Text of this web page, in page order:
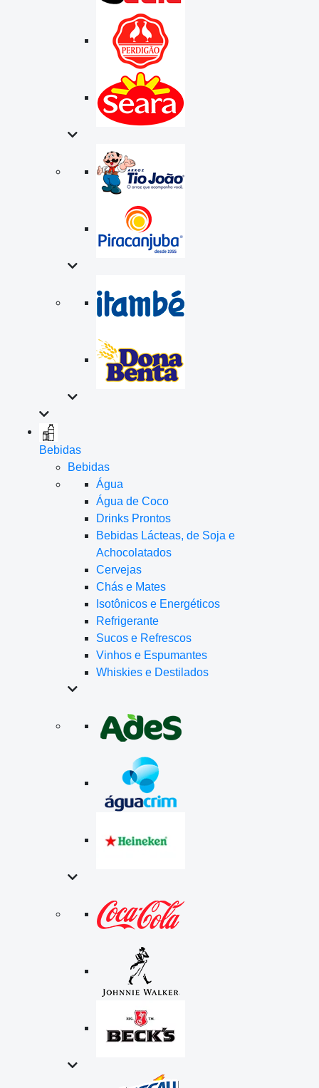
Bebidas
Bebidas
Água
Água de Coco
Drinks Prontos
Bebidas Lácteas, de Soja e
Achocolatados
Cervejas
Chás e Mates
Isotônicos e Energéticos
Refrigerante
Sucos e Refrescos
Vinhos e Espumantes
Whiskies e Destilados